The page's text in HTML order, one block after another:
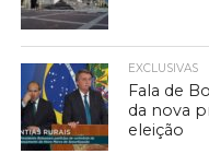
EXCLUSIVAS
Fala de
da nova
eleição